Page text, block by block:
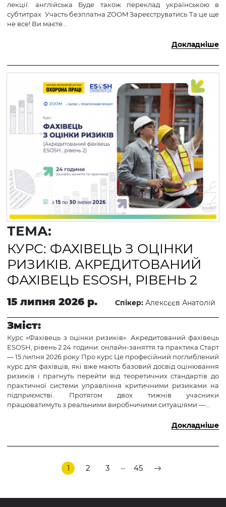
лекції: англійська Буде також переклад українською в
субтитрах Участь безплатна ZOOM Зареєструватись Та це ще
не все! Ви маєте...
Докладніше
ТЕМА:
КУРС: ФАХІВЕЦЬ З ОЦІНКИ
РИЗИКІВ. АКРЕДИТОВАНИЙ
ФАХІВЕЦЬ ESOSH, РІВЕНЬ 2
15 липня 2026 р. Спікер: Алексєєв Анатолій
Зміст:
Курс «Фахівець з оцінки ризиків». Акредитований фахівець
ESOSH, рівень 2 24 години: онлайн-заняття та практика Старт
— 15 липня 2026 року Про курс Це професійний поглиблений
курс для фахівців, які вже мають базовий досвід оцінювання
ризиків і прагнуть перейти від теоретичних стандартів до
практичної системи управління критичними ризиками на
підприємстві. Протягом двох тижнів учасники
працюватимуть з реальними виробничими ситуаціями —...
Докладніше
1 2 3 ... 45